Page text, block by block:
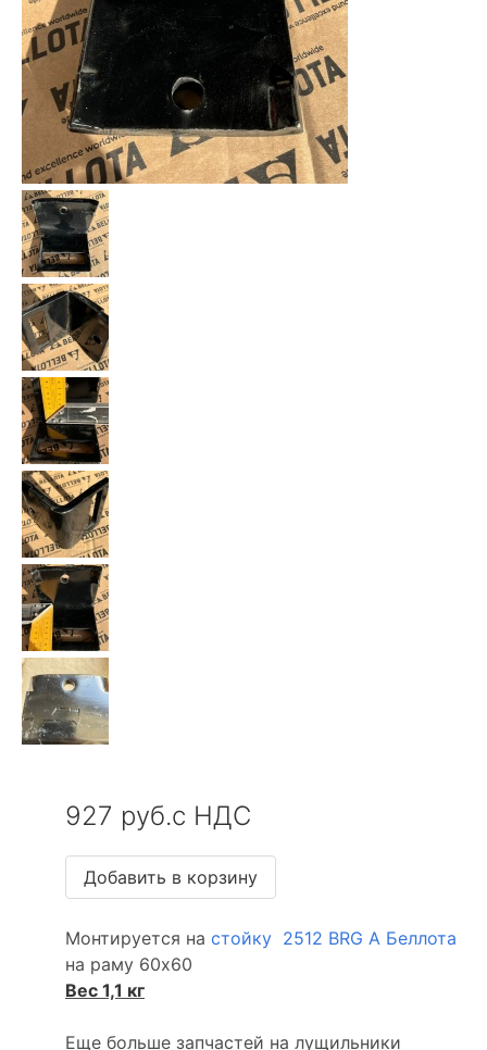
927 руб.с НДС
Монтируется на стойку 2512 BRG A Беллота
на раму 60х60
Вес 1,1 кг
Еще больше запчастей на лущильники